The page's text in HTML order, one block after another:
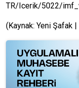
TR/Icerik/5022/
(Kaynak: Yeni Şafak